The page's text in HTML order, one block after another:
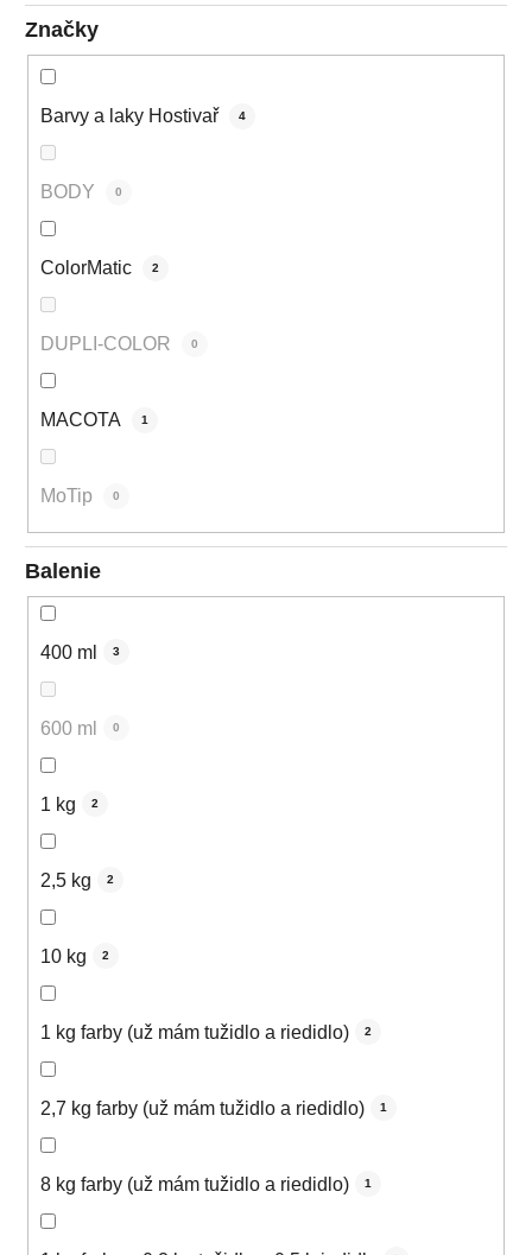
Značky
Barvy a laky Hostivař 4
BODY 0
ColorMatic 2
DUPLI-COLOR 0
MACOTA 1
MoTip 0
Balenie
400 ml 3
600 ml 0
1 kg 2
2,5 kg 2
10 kg 2
1 kg farby (už mám tužidlo a riedidlo) 2
2,7 kg farby (už mám tužidlo a riedidlo) 1
8 kg farby (už mám tužidlo a riedidlo) 1